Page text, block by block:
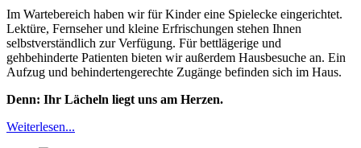
Im Wartebereich haben wir für Kinder eine Spielecke eingerichtet.
Lektüre, Fernseher und kleine Erfrischungen stehen Ihnen
selbstverständlich zur Verfügung. Für bettlägerige und
gehbehinderte Patienten bieten wir außerdem Hausbesuche an. Ein
Aufzug und behindertengerechte Zugänge befinden sich im Haus.
Denn: Ihr Lächeln liegt uns am Herzen.
Weiterlesen...